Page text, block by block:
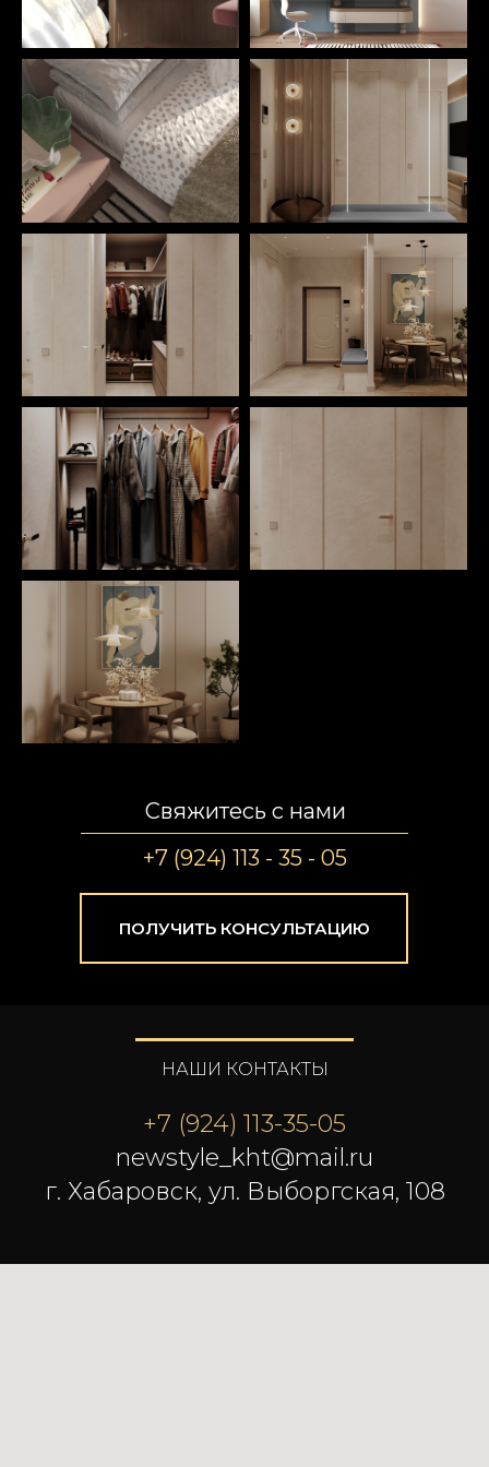
ПОЛУЧИТЬ КОНСУЛЬТАЦИЮ
Свяжитесь с нами
+7 (924) 113 - 35 - 05
НАШИ КОНТАКТЫ
+7 (924) 113-35-05
newstyle_kht@mail.ru
г. Хабаровск, ул. Выборгская, 108